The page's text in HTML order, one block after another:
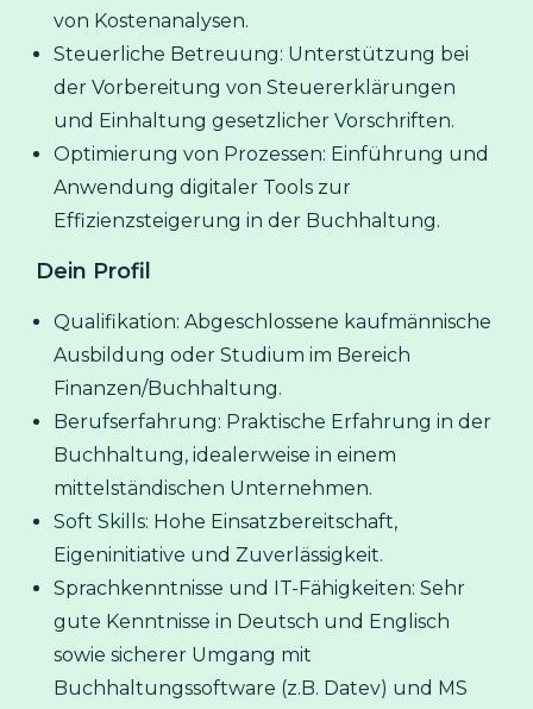
von Kostenanalysen.
Steuerliche Betreuung: Unterstützung bei
der Vorbereitung von Steuererklärungen
und Einhaltung gesetzlicher Vorschriften.
Optimierung von Prozessen: Einführung und
Anwendung digitaler Tools zur
Effizienzsteigerung in der Buchhaltung.
Dein Profil
Qualifikation: Abgeschlossene kaufmännische
Ausbildung oder Studium im Bereich
Finanzen/Buchhaltung.
Berufserfahrung: Praktische Erfahrung in der
Buchhaltung, idealerweise in einem
mittelständischen Unternehmen.
Soft Skills: Hohe Einsatzbereitschaft,
Eigeninitiative und Zuverlässigkeit.
Sprachkenntnisse und IT-Fähigkeiten: Sehr
gute Kenntnisse in Deutsch und Englisch
sowie sicherer Umgang mit
Buchhaltungssoftware (z.B. Datev) und MS